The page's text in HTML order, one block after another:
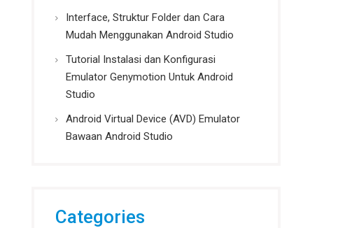
Interface, Struktur Folder dan Cara
Mudah Menggunakan Android Studio
Tutorial Instalasi dan Konfigurasi
Emulator Genymotion Untuk Android
Studio
Android Virtual Device (AVD) Emulator
Bawaan Android Studio
Categories